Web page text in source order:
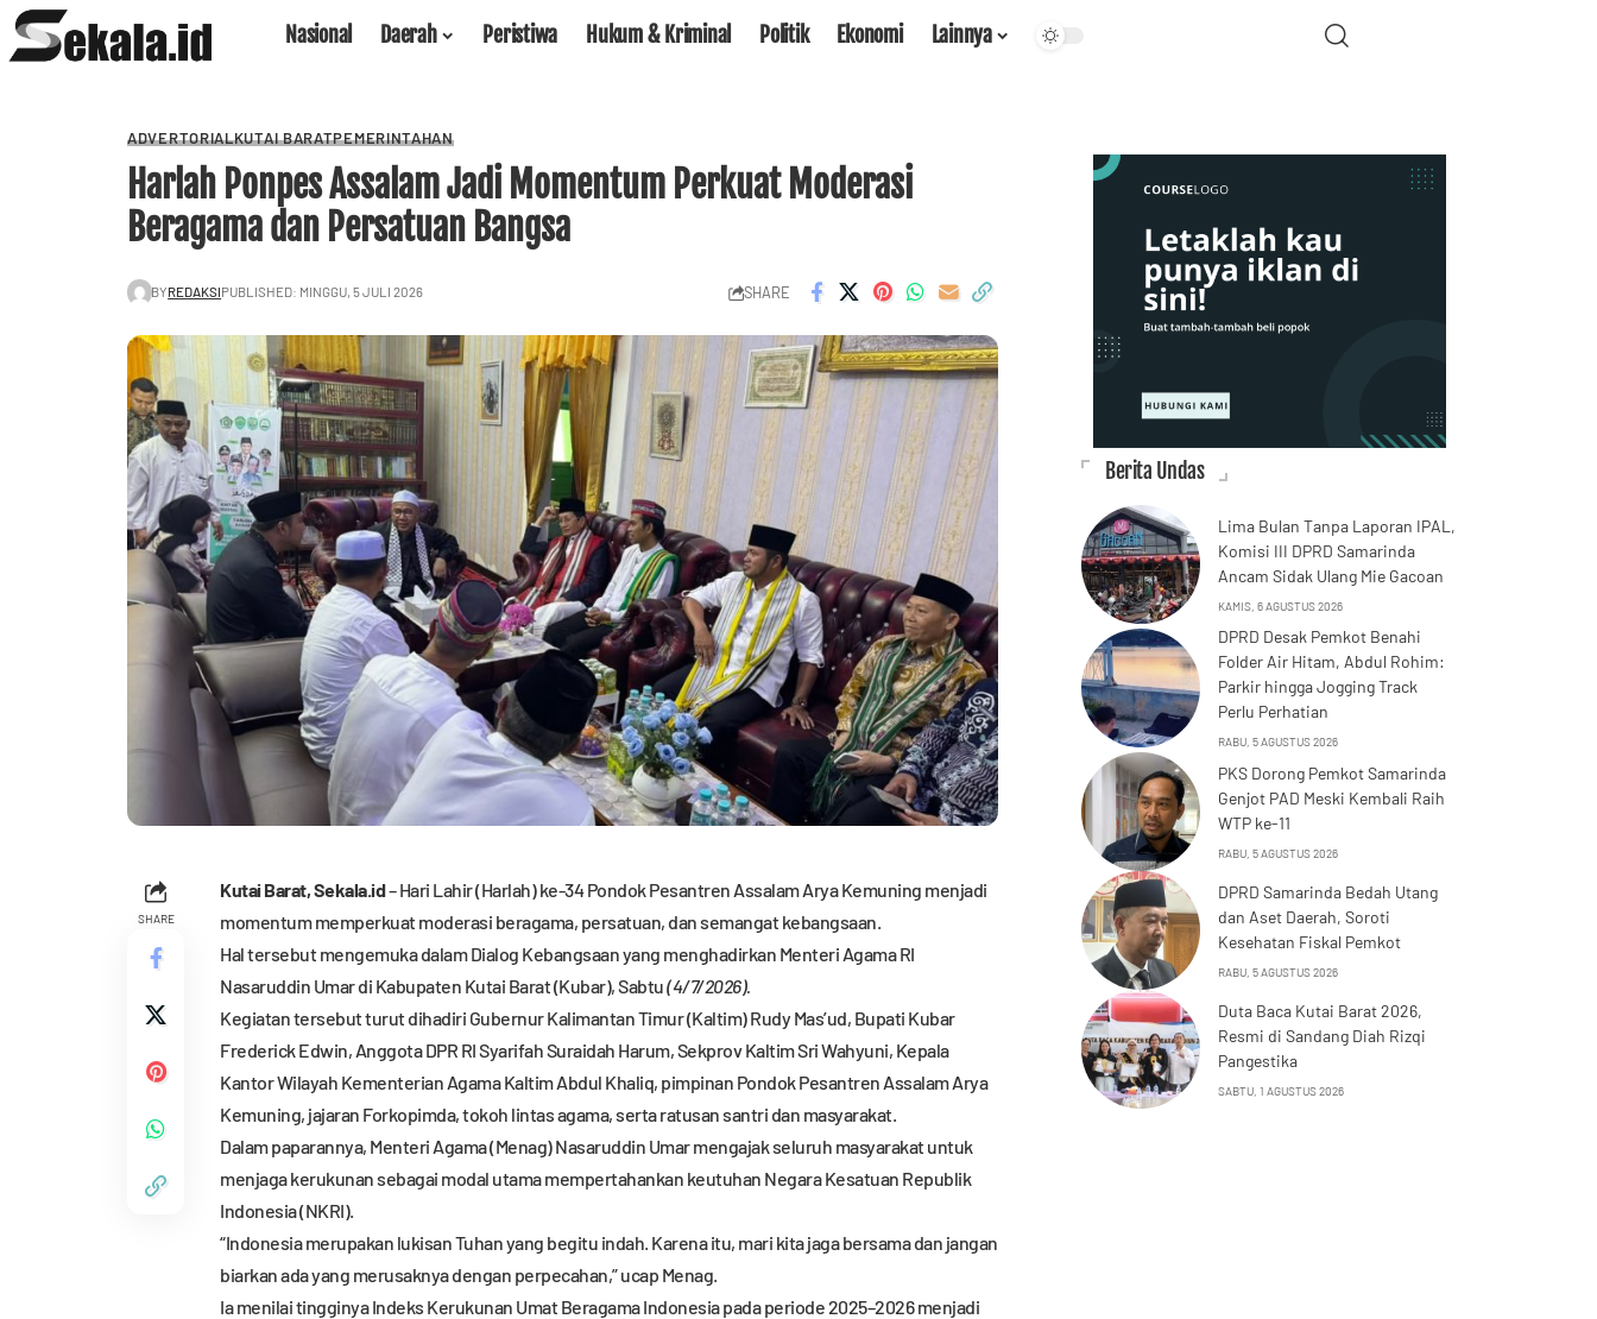
Nasional Daerah Peristiwa Hukum & Kriminal Politik Ekonomi Lainnya
ADVERTORIALKUTAI BARATPEMERINTAHAN
Harlah Ponpes Assalam Jadi Momentum Perkuat Moderasi
Beragama dan Persatuan Bangsa
BYREDAKSIPUBLISHED: MINGGU, 5 JULI 2026 SHARE
SHARE
Kutai Barat,Sekala.id– Hari Lahir (Harlah) ke-34 Pondok Pesantren Assalam Arya Kemuning menjadi
momentum memperkuat moderasi beragama, persatuan, dan semangat kebangsaan.
Hal tersebut mengemuka dalam Dialog Kebangsaan yang menghadirkan Menteri Agama RI
Nasaruddin Umar di Kabupaten Kutai Barat (Kubar), Sabtu(4/7/2026).
Kegiatan tersebut turut dihadiri Gubernur Kalimantan Timur (Kaltim) Rudy Mas’ud, Bupati Kubar
Frederick Edwin, Anggota DPR RI Syarifah Suraidah Harum, Sekprov Kaltim Sri Wahyuni, Kepala
Kantor Wilayah Kementerian Agama Kaltim Abdul Khaliq, pimpinan Pondok Pesantren Assalam Arya
Kemuning, jajaran Forkopimda, tokoh lintas agama, serta ratusan santri dan masyarakat.
Dalam paparannya, Menteri Agama (Menag) Nasaruddin Umar mengajak seluruh masyarakat untuk
menjaga kerukunan sebagai modal utama mempertahankan keutuhan Negara Kesatuan Republik
Indonesia (NKRI).
“Indonesia merupakan lukisan Tuhan yang begitu indah. Karena itu, mari kita jaga bersama dan jangan
biarkan ada yang merusaknya dengan perpecahan,” ucap Menag.
Ia menilai tingginya Indeks Kerukunan Umat Beragama Indonesia pada periode 2025–2026 menjadi
Berita Undas
Lima Bulan Tanpa Laporan IPAL,
Komisi III DPRD Samarinda
Ancam Sidak Ulang Mie Gacoan
KAMIS, 6 AGUSTUS 2026
DPRD Desak Pemkot Benahi
Folder Air Hitam, Abdul Rohim:
Parkir hingga Jogging Track
Perlu Perhatian
RABU, 5 AGUSTUS 2026
PKS Dorong Pemkot Samarinda
Genjot PAD Meski Kembali Raih
WTP ke-11
RABU, 5 AGUSTUS 2026
DPRD Samarinda Bedah Utang
dan Aset Daerah, Soroti
Kesehatan Fiskal Pemkot
RABU, 5 AGUSTUS 2026
Duta Baca Kutai Barat 2026,
Resmi di Sandang Diah Rizqi
Pangestika
SABTU, 1 AGUSTUS 2026